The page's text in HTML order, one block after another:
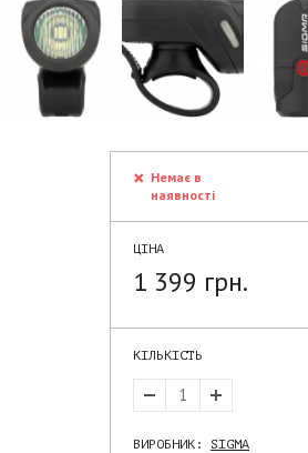
Немає в
наявності
ЦІНА
1 399 грн.
КІЛЬКІСТЬ
ВИРОБНИК: SIGMA